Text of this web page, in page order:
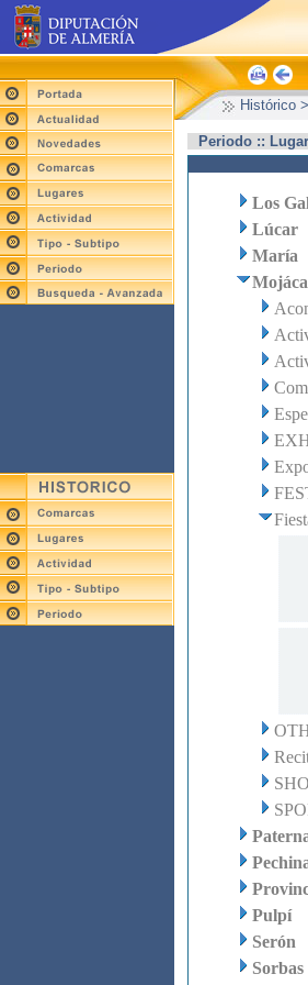
Histórico
Periodo ::
Los
Lúcar
María
Pulpí
Serón
Sorbas